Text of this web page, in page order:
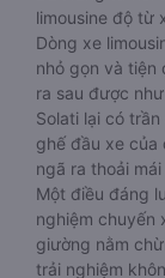
limousine độ từ
Dòng xe
nhỏ gọn và tiện
ra sau được
Solati lại có
ghế đầu xe của
ngã ra thoải mái
Một điều đáng
nghiệm chuyến
giường nằm
trải nghiệm